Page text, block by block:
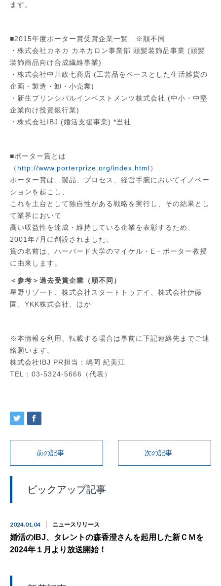
ます。
■2015年度ポーター賞受賞企業一覧 ※順不同
・株式会社カネカ カネカロン事業部 頭髪装飾品事業 (頭髪
装飾商品向け合成繊維事業)
・株式会社中川政七商店 (工芸品をベースとした生活雑貨の
企画・製造・卸・小売業)
・新生プリンシパルインベストメンツ株式会社 (中小・中堅
企業向け投資銀行業)
・ 株式会社IBJ (婚活支援事業) *当社
■ポーター賞とは
（ http://www.porterprize.org/index.html）
ポーター賞は、製品、プロセス、経営手腕においてイノベー
ションを起こし、
これを土台として独自性がある戦略を実行し、その結果とし
て業界において
高い収益性を達成・維持している企業を表彰するため、
2001年7月に創設されました。
賞の名前は、ハーバード大学のマイケル・E・ポーター教授
に由来します。
＜参考＞過去受賞企業（順不同）
星野リゾート、株式会社スタートトゥデイ、株式会社伊藤
園、YKK株式会社、ほか
※本情報を利用、転載する場合は事前に下記連絡先までご連
絡願います。
株式会社IBJ PR担当：嶋岡 紀美江
TEL：03-5324-5666（代表）
前の記事 次の記事
ピックアップ記事
2024.01.04 ニュースリリース
婚活のIBJ、タレントの森香澄さんを起用した新ＣＭを
2024年１月より放送開始！